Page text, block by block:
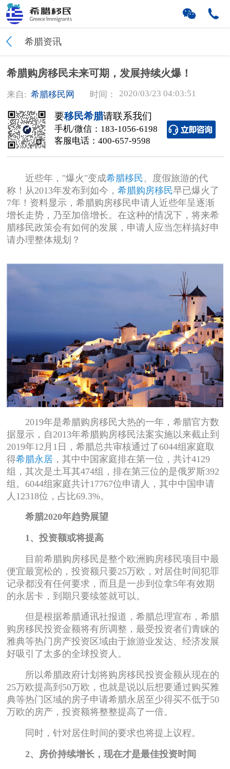
希腊资讯
希腊购房移民未来可期，发展持续火爆！
来自: 希腊移民网 时间： 2020/03/23 04:03:51
要移民希腊请联系我们
手机/微信： 183-1056-6198
客服电话： 400-657-9598
近些年，"爆火"变成希腊移民、度假旅游的代
称！从2013年发布到如今，希腊购房移民早已爆火了
7年！资料显示，希腊购房移民申请人近些年呈逐渐
增长走势，乃至加倍增长。在这种的情况下，将来希
腊移民政策会有如何的发展，申请人应当怎样搞好申
请办理整体规划？
2019年是希腊购房移民大热的一年，希腊官方数
据显示，自2013年希腊购房移民法案实施以来截止到
2019年12月1日，希腊总共审核通过了6044组家庭取
得希腊永居 ，其中中国家庭排在第一位，共计4129
组，其次是土耳其474组，排在第三位的是俄罗斯392
组。6044组家庭共计17767位申请人，其中中国申请
人12318位，占比69.3%。
希腊2020年趋势展望
1、投资额或将提高
目前希腊购房移民是整个欧洲购房移民项目中最
便宜最宽松的，投资额只要25万欧，对居住时间犯罪
记录都没有任何要求，而且是一步到位拿5年有效期
的永居卡，到期只要续签就可以。
但是根据希腊通讯社报道，希腊总理宣布，希腊
购房移民投资金额将有所调整，最受投资者们青睐的
雅典等热门房产投资区域由于旅游业发达、经济发展
好吸引了太多的全球投资人。
所以希腊政府计划将购房移民投资金额从现在的
25万欧提高到50万欧，也就是说以后想要通过购买雅
典等热门区域的房子申请希腊永居至少得买不低于50
万欧的房产，投资额将整整提高了一倍。
同时，针对居住时间的要求也将提上议程。
2、房价持续增长，现在才是最佳投资时间